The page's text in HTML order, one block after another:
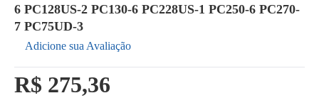
6 PC128US-2 PC130-6 PC228US-1 PC250-6 PC270-
7 PC75UD-3
Adicione sua Avaliação
R$ 275,36